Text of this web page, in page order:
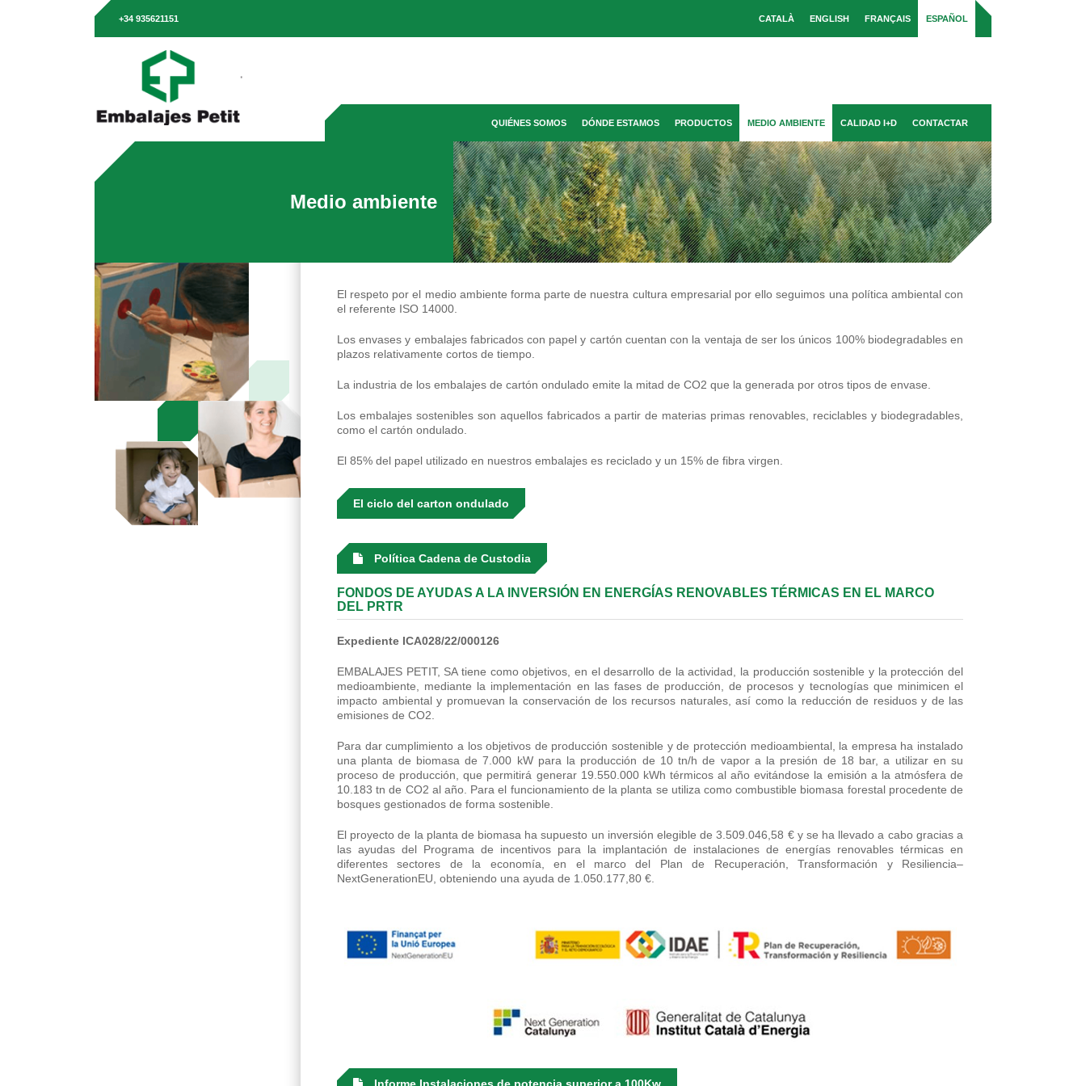
+34 935621151 CATALÀ ENGLISH FRANÇAIS ESPAÑOL
QUIÉNES SOMOS DÓNDE ESTAMOS PRODUCTOS MEDIO AMBIENTE CALIDAD I+D CONTACTAR
Medio ambiente
El respeto por el medio ambiente forma parte de nuestra cultura empresarial por ello seguimos una política ambiental con
el referente ISO 14000.
Los envases y embalajes fabricados con papel y cartón cuentan con la ventaja de ser los únicos 100% biodegradables en
plazos relativamente cortos de tiempo.
La industria de los embalajes de cartón ondulado emite la mitad de CO2 que la generada por otros tipos de envase.
Los embalajes sostenibles son aquellos fabricados a partir de materias primas renovables, reciclables y biodegradables,
como el cartón ondulado.
El 85% del papel utilizado en nuestros embalajes es reciclado y un 15% de fibra virgen.
El ciclo del carton ondulado
Política Cadena de Custodia
FONDOS DE AYUDAS A LA INVERSIÓN EN ENERGÍAS RENOVABLES TÉRMICAS EN EL MARCO
DEL PRTR
Expediente ICA028/22/000126
EMBALAJES PETIT, SA tiene como objetivos, en el desarrollo de la actividad, la producción sostenible y la protección del
medioambiente, mediante la implementación en las fases de producción, de procesos y tecnologías que minimicen el
impacto ambiental y promuevan la conservación de los recursos naturales, así como la reducción de residuos y de las
emisiones de CO2.
Para dar cumplimiento a los objetivos de producción sostenible y de protección medioambiental, la empresa ha instalado
una planta de biomasa de 7.000 kW para la producción de 10 tn/h de vapor a la presión de 18 bar, a utilizar en su
proceso de producción, que permitirá generar 19.550.000 kWh térmicos al año evitándose la emisión a la atmósfera de
10.183 tn de CO2 al año. Para el funcionamiento de la planta se utiliza como combustible biomasa forestal procedente de
bosques gestionados de forma sostenible.
El proyecto de la planta de biomasa ha supuesto un inversión elegible de 3.509.046,58 € y se ha llevado a cabo gracias a
las ayudas del Programa de incentivos para la implantación de instalaciones de energías renovables térmicas en
diferentes sectores de la economía, en el marco del Plan de Recuperación, Transformación y Resiliencia–
NextGenerationEU, obteniendo una ayuda de 1.050.177,80 €.